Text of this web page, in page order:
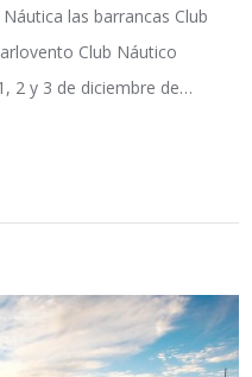
las barrancas Club
Club Náutico
2 y 3 de diciembre de…